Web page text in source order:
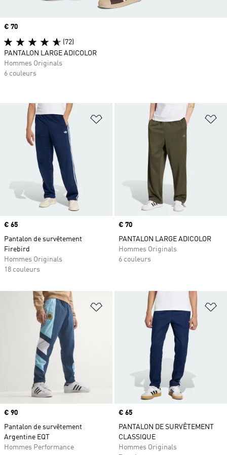
Ajouter à la Liste de produits
Prix
€ 65
Pantalon de survêtement
Firebird
Hommes Originals
18 couleurs
Prix
€ 70
PANTALON LARGE ADICOLOR
Hommes Originals
6 couleurs
Ajouter à la Liste de produits
Prix
€ 90
Pantalon de survêtement
Argentine EQT
Hommes Performance
Prix
€ 65
PANTALON DE SURVÊTEMENT
CLASSIQUE
Hommes Originals
Prix
€ 70
(72)
PANTALON LARGE ADICOLOR
Hommes Originals
6 couleurs